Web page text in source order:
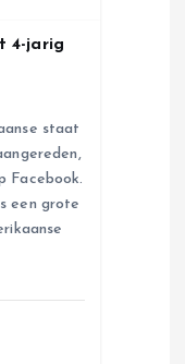
4-jarig
staat
Facebook.
een grote